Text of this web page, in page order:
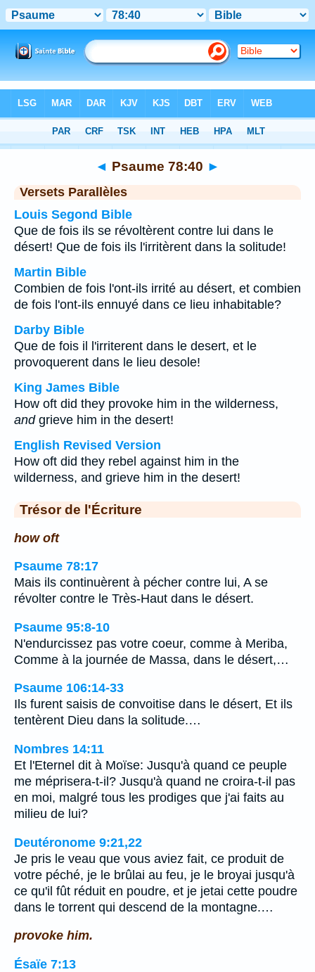
Chapitre 78> Verset 40
◄ Psaume 78:40 ►
Versets Parallèles
Louis Segond Bible
Que de fois ils se révoltèrent contre lui dans le
désert! Que de fois ils l'irritèrent dans la solitude!
Martin Bible
Combien de fois l'ont-ils irrité au désert, et combien
de fois l'ont-ils ennuyé dans ce lieu inhabitable?
Darby Bible
Que de fois il l'irriterent dans le desert, et le
provoquerent dans le lieu desole!
King James Bible
How oft did they provoke him in the wilderness,
andgrieve him in the desert!
English Revised Version
How oft did they rebel against him in the
wilderness, and grieve him in the desert!
Trésor de l'Écriture
how oft
Psaume 78:17
Mais ils continuèrent à pécher contre lui, A se
révolter contre le Très-Haut dans le désert.
Psaume 95:8-10
N'endurcissez pas votre coeur, comme à Meriba,
Comme à la journée de Massa, dans le désert,…
Psaume 106:14-33
Ils furent saisis de convoitise dans le désert, Et ils
tentèrent Dieu dans la solitude.…
Nombres 14:11
Et l'Eternel dit à Moïse: Jusqu'à quand ce peuple
me méprisera-t-il? Jusqu'à quand ne croira-t-il pas
en moi, malgré tous les prodiges que j'ai faits au
milieu de lui?
Deutéronome 9:21,22
Je pris le veau que vous aviez fait, ce produit de
votre péché, je le brûlai au feu, je le broyai jusqu'à
ce qu'il fût réduit en poudre, et je jetai cette poudre
dans le torrent qui descend de la montagne.…
provoke him.
Ésaïe 7:13